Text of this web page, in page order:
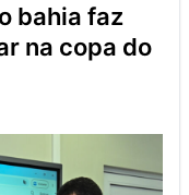
na copa do